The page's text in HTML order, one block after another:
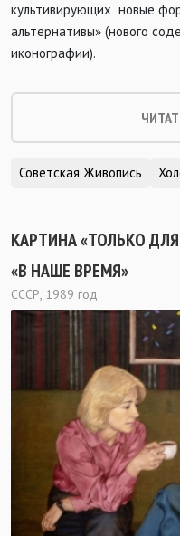
культивирующих новые
альтернативы» (нового
иконографии).
Советская Живопись
КАРТИНА «ТОЛЬКО
«В НАШЕ ВРЕМЯ»
СССР, 1989 год